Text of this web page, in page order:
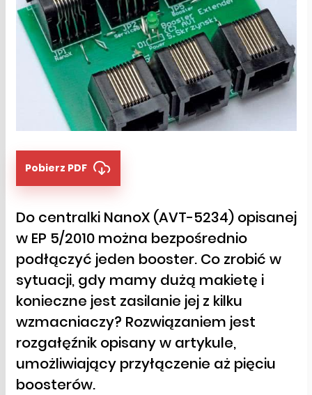
Pobierz PDF
Do centralki NanoX (AVT-5234) opisanej
w EP 5/2010 można bezpośrednio
podłączyć jeden booster. Co zrobić w
sytuacji, gdy mamy dużą makietę i
konieczne jest zasilanie jej z kilku
wzmacniaczy? Rozwiązaniem jest
rozgałęźnik opisany w artykule,
umożliwiający przyłączenie aż pięciu
boosterów.